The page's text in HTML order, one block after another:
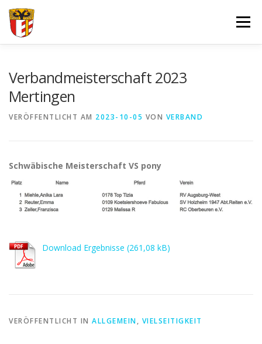
Zum
Inhalt
springen
Menü
Verbandmeisterschaft 2023
Mertingen
VERÖFFENTLICHT AM 2023-10-05 VON VERBAND
Schwäbische Meisterschaft VS pony
Download Ergebnisse
VERÖFFENTLICHT IN ALLGEMEIN, VIELSEITIGKEIT